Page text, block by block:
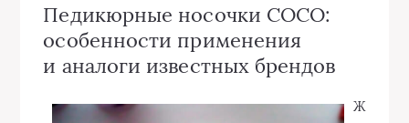
Педикюрные носочки СОСО:
особенности применения
и аналоги известных брендов
Ж